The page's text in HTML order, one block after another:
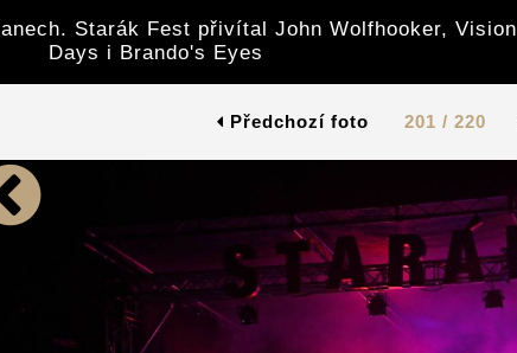
Starák Fest přivítal John Wolfhooker, Vision
Days i Brando's Eyes
Předchozí foto 201 / 220